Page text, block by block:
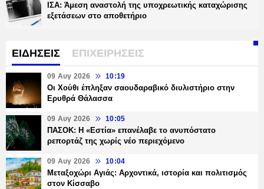
ΙΣΑ: Άμεση αναστολή της υποχρεωτικής καταχώρισης
εξετάσεων στο αποθετήριο
ΕΙΔΗΣΕΙΣ ΕΠΙΧΕΙΡΗΣΕΙΣ
09 Αυγ 2026 10:19
Οι Χούθι έπληξαν σαουδαραβικό διυλιστήριο στην
Ερυθρά Θάλασσα
09 Αυγ 2026 10:05
ΠΑΣΟΚ: Η «Εστία» επανέλαβε το ανυπόστατο
ρεπορτάζ της χωρίς νέο περιεχόμενο
09 Αυγ 2026 10:04
Μεταξοχώρι Αγιάς: Αρχοντικά, ιστορία και πολιτισμός
στον Κίσσαβο